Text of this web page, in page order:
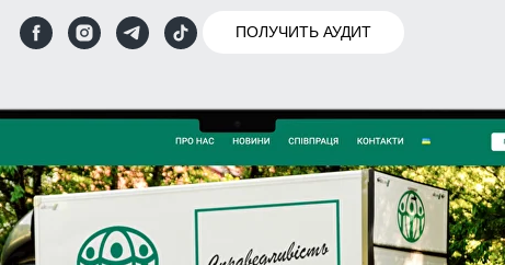
ПОЛУЧИТЬ АУДИТ